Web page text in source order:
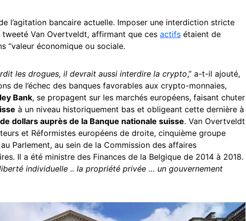
l’agitation bancaire actuelle. Imposer une interdiction stricte
tweeté Van Overtveldt, affirmant que ces actifs étaient de
“valeur économique ou sociale.
les drogues, il devrait aussi interdire la crypto,” a-t-il ajouté,
de l’échec des banques favorables aux crypto-monnaies,
Bank, se propagent sur les marchés européens, faisant chuter
à un niveau historiquement bas et obligeant cette dernière à
dollars auprès de la Banque nationale suisse. Van Overtveldt
et Réformistes européens de droite, cinquième groupe
Parlement, au sein de la Commission des affaires
Il a été ministre des Finances de la Belgique de 2014 à 2018.
individuelle .. la propriété privée … un gouvernement